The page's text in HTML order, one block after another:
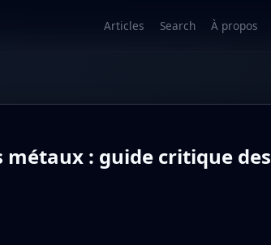
Articles Search À propos
: guide critique des